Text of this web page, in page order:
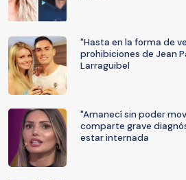
"Hasta en la forma de
prohibiciones de Jean
Larraguibel
"Amanecí sin poder
comparte grave
estar internada